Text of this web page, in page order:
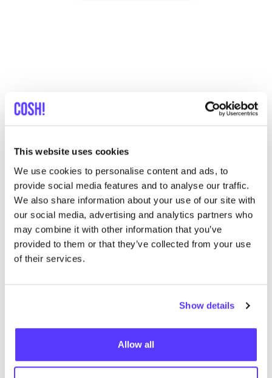
This website uses cookies
We use cookies to personalise content and ads, to
provide social media features and to analyse our traffic.
We also share information about your use of our site with
our social media, advertising and analytics partners who
may combine it with other information that you’ve
provided to them or that they’ve collected from your use
of their services.
Show details
Allow all
Andere Marken
SNURK
Kleidung Schlafanzüge 1+